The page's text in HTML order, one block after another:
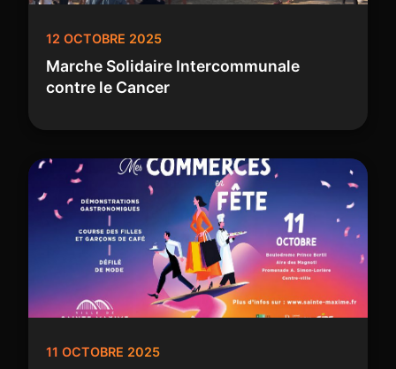
12 OCTOBRE 2025
Marche Solidaire Intercommunale
contre le Cancer
11 OCTOBRE 2025